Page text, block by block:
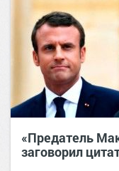
«Предатель
заговорил